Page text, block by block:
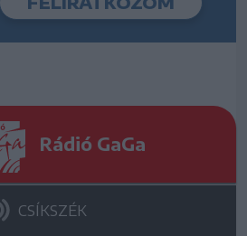
Rádió GaGa
CSÍKSZÉK